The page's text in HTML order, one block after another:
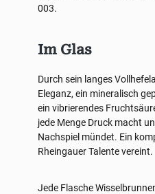
003.
Im Glas
Durch sein langes
Eleganz, ein mineralisch
ein vibrierendes
jede Menge Druck macht
Nachspiel mündet. Ein
Rheingauer Talente vereint.
Jede Flasche